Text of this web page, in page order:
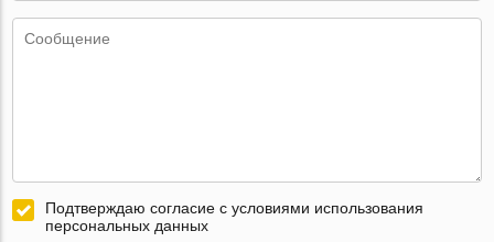
Подтверждаю согласие с условиями использования
персональных данных